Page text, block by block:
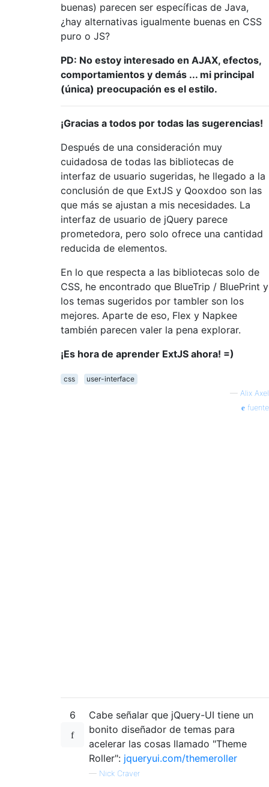
buenas) parecen ser específicas de Java,
¿hay alternativas igualmente buenas en CSS
puro o JS?
PD: No estoy interesado en AJAX, efectos,
comportamientos y demás ... mi principal
(única) preocupación es el estilo.
¡Gracias a todos por todas las sugerencias!
Después de una consideración muy
cuidadosa de todas las bibliotecas de
interfaz de usuario sugeridas, he llegado a la
conclusión de que ExtJS y Qooxdoo son las
que más se ajustan a mis necesidades. La
interfaz de usuario de jQuery parece
prometedora, pero solo ofrece una cantidad
reducida de elementos.
En lo que respecta a las bibliotecas solo de
CSS, he encontrado que BlueTrip / BluePrint y
los temas sugeridos por tambler son los
mejores. Aparte de eso, Flex y Napkee
también parecen valer la pena explorar.
¡Es hora de aprender ExtJS ahora! =)
css
user-interface
— Alix Axel
fuente
6
Cabe señalar que jQuery-UI tiene un
bonito diseñador de temas para
acelerar las cosas llamado "Theme
Roller": jqueryui.com/themeroller
— Nick Craver